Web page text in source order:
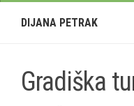
DIJANA PETRAK
Gradiška